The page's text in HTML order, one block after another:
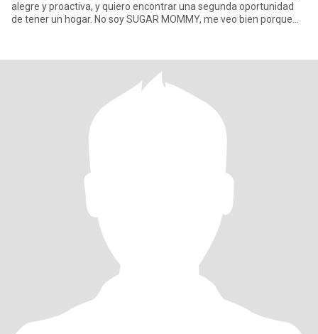
alegre y proactiva, y quiero encontrar una segunda oportunidad
de tener un hogar. No soy SUGAR MOMMY, me veo bien porque